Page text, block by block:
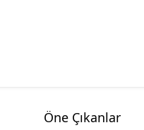
Öne Çıkanlar